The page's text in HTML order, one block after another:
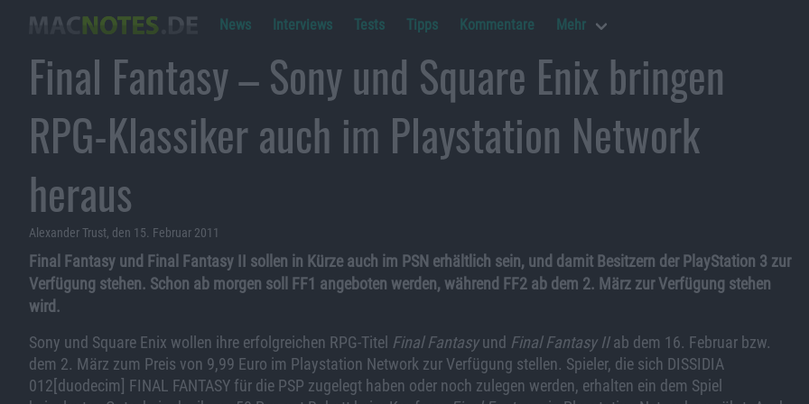
News Interviews Tests Tipps Kommentare Mehr
Final Fantasy – Sony und Square Enix bringen
RPG-Klassiker auch im Playstation Network
heraus
Alexander Trust, den 15. Februar 2011
Final Fantasy und Final Fantasy II sollen in Kürze auch im PSN erhältlich sein, und damit Besitzern der PlayStation 3 zur
Verfügung stehen. Schon ab morgen soll FF1 angeboten werden, während FF2 ab dem 2. März zur Verfügung stehen
wird.
Sony und Square Enix wollen ihre erfolgreichen RPG-Titel Final Fantasyund Final Fantasy IIab dem 16. Februar bzw.
dem 2. März zum Preis von 9,99 Euro im Playstation Network zur Verfügung stellen. Spieler, die sich DISSIDIA
012[duodecim] FINAL FANTASY für die PSP zugelegt haben oder noch zulegen werden, erhalten ein dem Spiel